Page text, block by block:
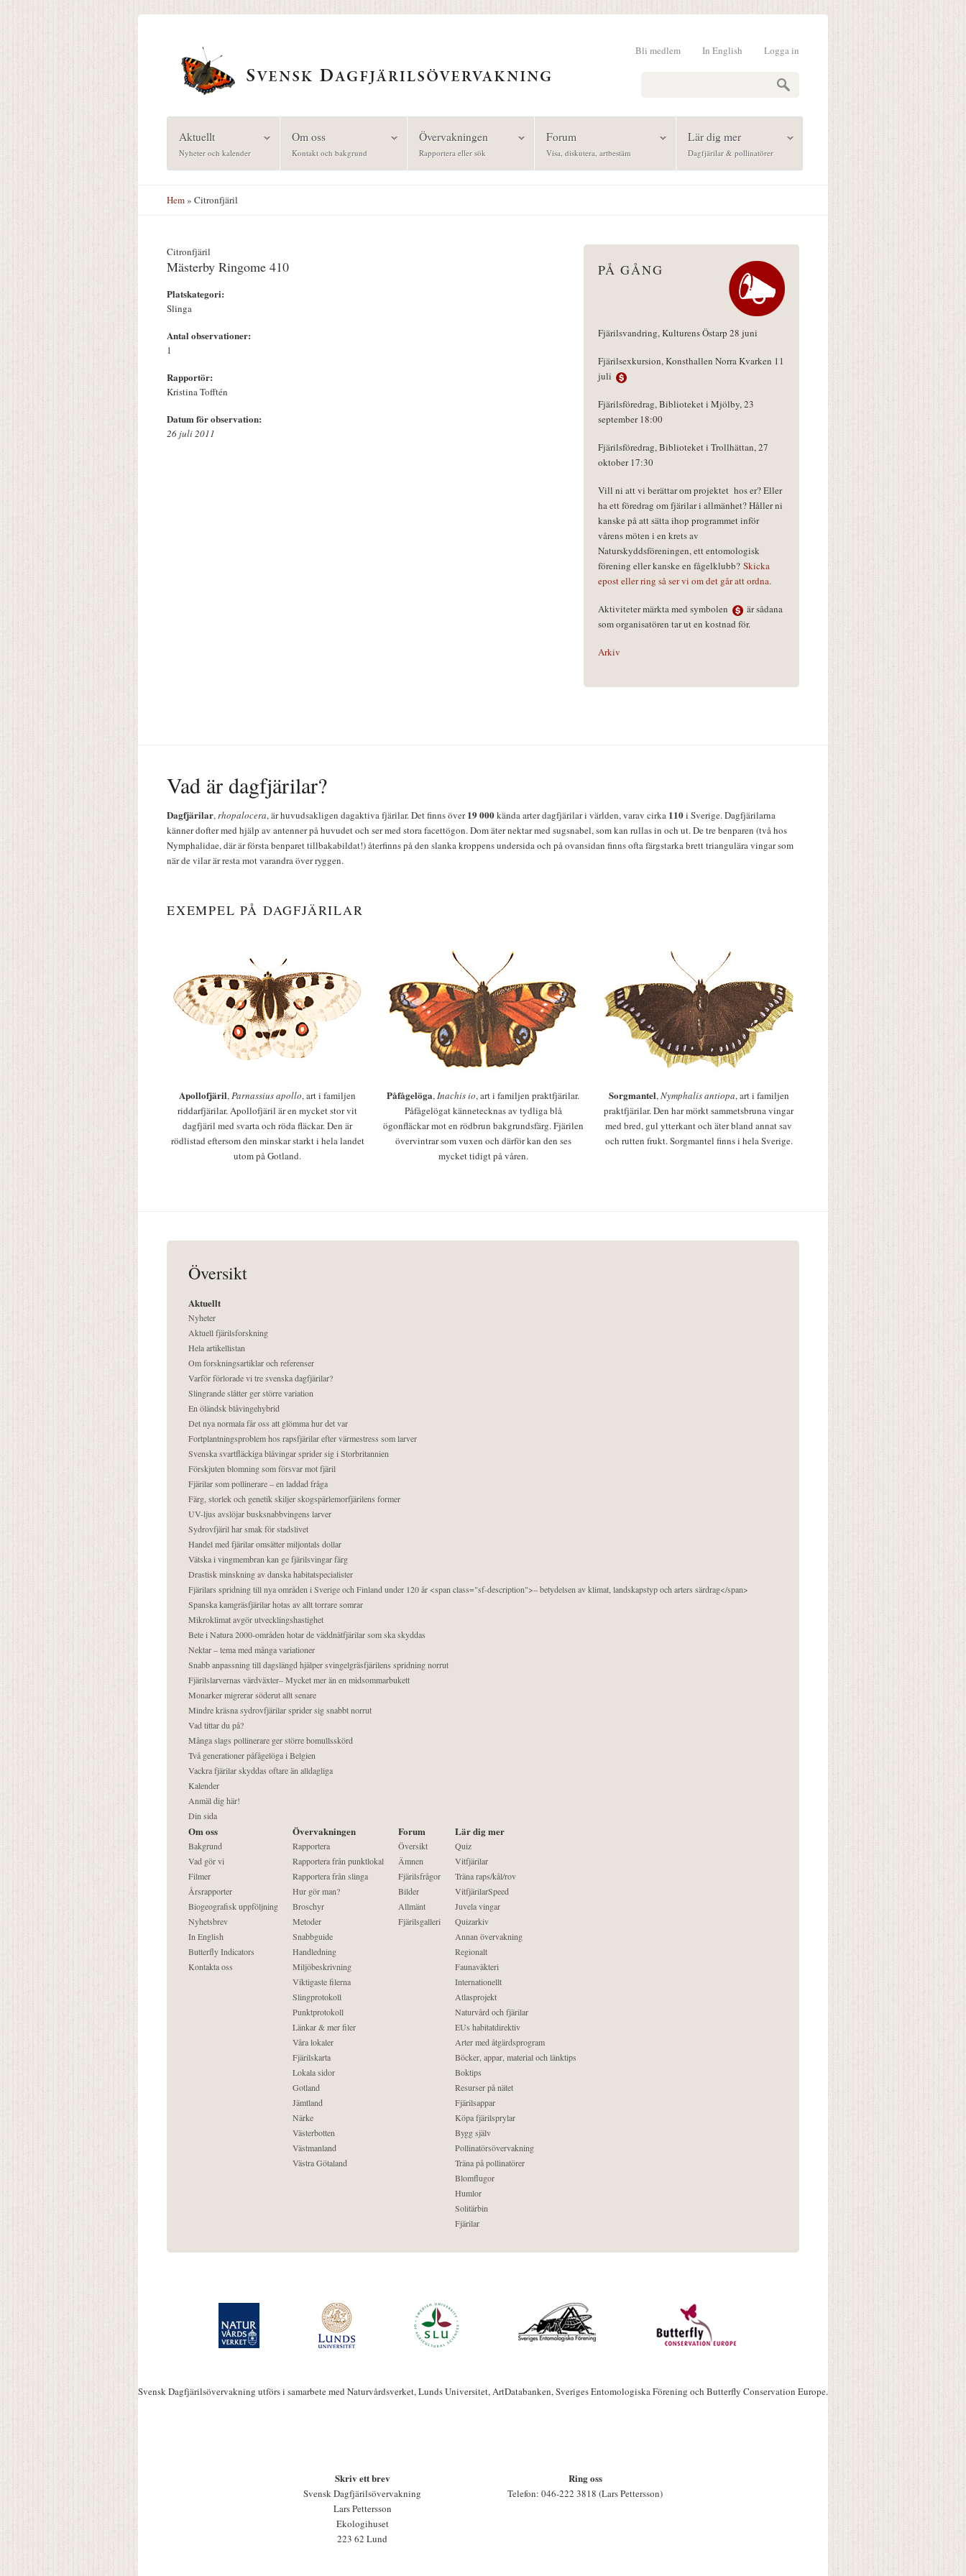
Logga in
In English
Bli medlem
Aktuellt
Nyheter och kalender
Om oss
Kontakt och bakgrund
Övervakningen
Rapportera eller sök
Forum
Visa, diskutera, artbestäm
Lär dig mer
Dagfjärilar & pollinatörer
Hem» Citronfjäril
Citronfjäril
Mästerby Ringome 410
Platskategori:
Slinga
Antal observationer:
1
Rapportör:
Kristina Tofftén
Datum för observation:
26 juli 2011
PÅ GÅNG
Fjärilsvandring, Kulturens Östarp 28 juni
Fjärilsexkursion, Konsthallen Norra Kvarken 11
juli
Fjärilsföredrag, Biblioteket i Mjölby, 23
september 18:00
Fjärilsföredrag, Biblioteket i Trollhättan, 27
oktober 17:30
Vill ni att vi berättar om projektet hos er? Eller
ha ett föredrag om fjärilar i allmänhet? Håller ni
kanske på att sätta ihop programmet inför
vårens möten i en krets av
Naturskyddsföreningen, ett entomologisk
förening eller kanske en fågelklubb? Skicka
epost eller ring så ser vi om det går att ordna.
Aktiviteter märkta med symbolen
är sådana
som organisatören tar ut en kostnad för.
Arkiv
Vad är dagfjärilar?
Dagfjärilar,rhopalocera, är huvudsakligen dagaktiva fjärilar. Det finns över19 000kända arter dagfjärilar i världen, varav cirka 110i Sverige. Dagfjärilarna
känner dofter med hjälp av antenner på huvudet och ser med stora facettögon. Dom äter nektar med sugsnabel, som kan rullas in och ut. De tre benparen (två hos
Nymphalidae, där är första benparet tillbakabildat!) återfinns på den slanka kroppens undersida och på ovansidan finns ofta färgstarka brett triangulära vingar som
när de vilar är resta mot varandra över ryggen.
EXEMPEL PÅ DAGFJÄRILAR
Apollofjäril,Parnassius apollo, art i familjen
riddarfjärilar. Apollofjäril är en mycket stor vit
dagfjäril med svarta och röda fläckar. Den är
rödlistad eftersom den minskar starkt i hela landet
utom på Gotland.
Påfågelöga,Inachis io, art i familjen praktfjärilar.
Påfågelögat kännetecknas av tydliga blå
ögonfläckar mot en rödbrun bakgrundsfärg. Fjärilen
övervintrar som vuxen och därför kan den ses
mycket tidigt på våren.
Sorgmantel,Nymphalis antiopa, art i familjen
praktfjärilar. Den har mörkt sammetsbruna vingar
med bred, gul ytterkant och äter bland annat sav
och rutten frukt. Sorgmantel finns i hela Sverige.
Översikt
Aktuellt
Nyheter
Aktuell fjärilsforskning
Hela artikellistan
Om forskningsartiklar och referenser
Varför förlorade vi tre svenska dagfjärilar?
Slingrande slåtter ger större variation
En öländsk blåvingehybrid
Det nya normala får oss att glömma hur det var
Fortplantningsproblem hos rapsfjärilar efter värmestress som larver
Svenska svartfläckiga blåvingar sprider sig i Storbritannien
Förskjuten blomning som försvar mot fjäril
Fjärilar som pollinerare – en laddad fråga
Färg, storlek och genetik skiljer skogspärlemorfjärilens former
UV-ljus avslöjar busksnabbvingens larver
Sydrovfjäril har smak för stadslivet
Handel med fjärilar omsätter miljontals dollar
Vätska i vingmembran kan ge fjärilsvingar färg
Drastisk minskning av danska habitatspecialister
Fjärilars spridning till nya områden i Sverige och Finland under 120 år <span class="sf-description">– betydelsen av klimat, landskapstyp och arters särdrag</span>
Spanska kamgräsfjärilar hotas av allt torrare somrar
Mikroklimat avgör utvecklingshastighet
Bete i Natura 2000-områden hotar de väddnätfjärilar som ska skyddas
Nektar – tema med många variationer
Snabb anpassning till dagslängd hjälper svingelgräsfjärilens spridning norrut
Fjärilslarvernas värdväxter– Mycket mer än en midsommarbukett
Monarker migrerar söderut allt senare
Mindre kräsna sydrovfjärilar sprider sig snabbt norrut
Vad tittar du på?
Många slags pollinerare ger större bomullsskörd
Två generationer påfågelöga i Belgien
Vackra fjärilar skyddas oftare än alldagliga
Kalender
Anmäl dig här!
Din sida
Om oss
Bakgrund
Vad gör vi
Filmer
Årsrapporter
Biogeografisk uppföljning
Nyhetsbrev
In English
Butterfly Indicators
Kontakta oss
Övervakningen
Rapportera
Rapportera från punktlokal
Rapportera från slinga
Hur gör man?
Broschyr
Metoder
Snabbguide
Handledning
Miljöbeskrivning
Viktigaste filerna
Slingprotokoll
Punktprotokoll
Länkar & mer filer
Våra lokaler
Fjärilskarta
Lokala sidor
Gotland
Jämtland
Närke
Västerbotten
Västmanland
Västra Götaland
Forum
Översikt
Ämnen
Fjärilsfrågor
Bilder
Allmänt
Fjärilsgalleri
Lär dig mer
Quiz
Vitfjärilar
Träna raps/kål/rov
VitfjärilarSpeed
Juvela vingar
Quizarkiv
Annan övervakning
Regionalt
Faunaväkteri
Internationellt
Atlasprojekt
Naturvård och fjärilar
EUs habitatdirektiv
Arter med åtgärdsprogram
Böcker, appar, material och länktips
Boktips
Resurser på nätet
Fjärilsappar
Köpa fjärilsprylar
Bygg själv
Pollinatörsövervakning
Träna på pollinatörer
Blomflugor
Humlor
Solitärbin
Fjärilar
Svensk Dagfjärilsövervakning utförs i samarbete med Naturvårdsverket, Lunds Universitet, ArtDatabanken, Sveriges Entomologiska Förening och Butterfly Conservation Europe.
Skriv ett brev
Svensk Dagfjärilsövervakning
Lars Pettersson
Ekologihuset
223 62 Lund
Ring oss
Telefon: 046-222 3818 (Lars Pettersson)